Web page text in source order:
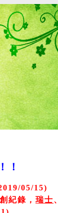
！
05/15)
紀錄， 瑞士、